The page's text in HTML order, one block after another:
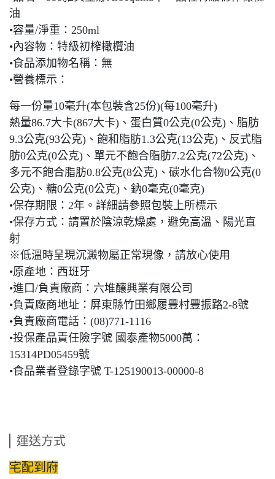
油
•容量/淨重：250ml
•內容物：特級初榨橄欖油
•食品添加物名稱：無
•營養標示：
每一份量10毫升(本包裝含25份)(每100毫升)
熱量86.7大卡(867大卡)、蛋白質0公克(0公克)、脂肪
9.3公克(93公克)、飽和脂肪1.3公克(13公克)、反式脂
肪0公克(0公克)、單元不飽合脂肪7.2公克(72公克)、
多元不飽合脂肪0.8公克(8公克)、碳水化合物0公克(0
公克)、糖0公克(0公克)、鈉0毫克(0毫克)
•保存期限：2年。詳細請參照包裝上所標示
•保存方式：請置於陰涼乾燥處，避免高溫、陽光直
射
※低溫時呈現沉澱物屬正常現像，請放心使用
•原產地：西班牙
•進口/負責廠商：六堆釀興業有限公司
•負責廠商地址：屏東縣竹田鄉履豐村豐振路2-8號
•負責廠商電話：(08)771-1116
•投保產品責任險字號 國泰產物5000萬：
15314PD05459號
•食品業者登錄字號 T-125190013-00000-8
運送方式
宅配到府